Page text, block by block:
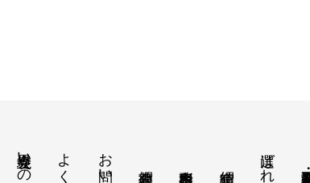
選ばれる理由
境界立会いの地主様へ